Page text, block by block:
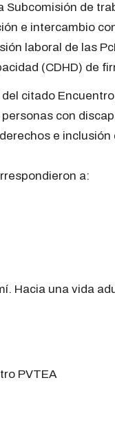
de
e intercambio
laboral de las
(CDHD) de
citado
personas con
e
a:
Hacia una vida
PVTEA